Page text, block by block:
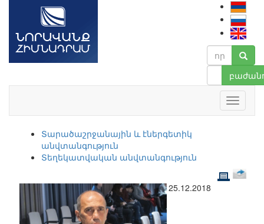
Տարածաշրջանային և էներգետիկ
անվտանգություն
Տեղեկատվական անվտանգություն
25.12.2018